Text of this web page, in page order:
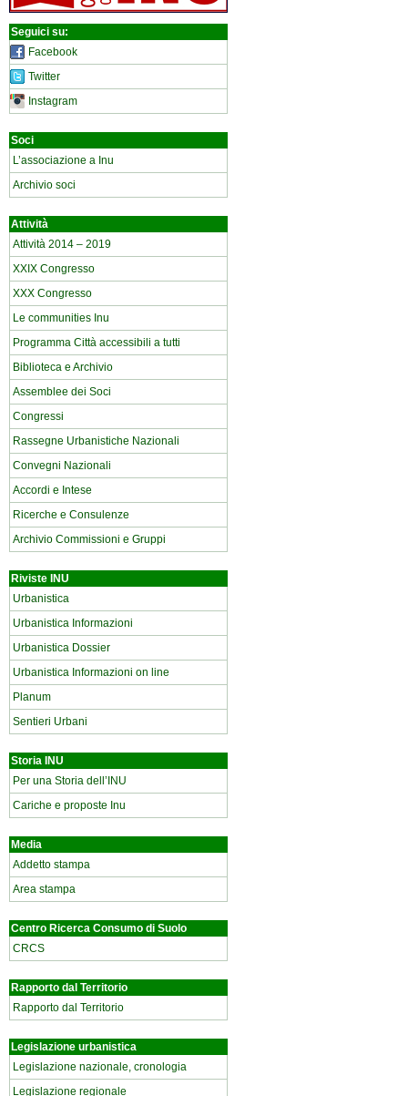
Seguici su:
Facebook
Twitter
Instagram
Soci
L’associazione a Inu
Archivio soci
Attività
Attività 2014 – 2019
XXIX Congresso
XXX Congresso
Le communities Inu
Programma Città accessibili a tutti
Biblioteca e Archivio
Assemblee dei Soci
Congressi
Rassegne Urbanistiche Nazionali
Convegni Nazionali
Accordi e Intese
Ricerche e Consulenze
Archivio Commissioni e Gruppi
Riviste INU
Urbanistica
Urbanistica Informazioni
Urbanistica Dossier
Urbanistica Informazioni on line
Planum
Sentieri Urbani
Storia INU
Per una Storia dell’INU
Cariche e proposte Inu
Media
Addetto stampa
Area stampa
Centro Ricerca Consumo di Suolo
CRCS
Rapporto dal Territorio
Rapporto dal Territorio
Legislazione urbanistica
Legislazione nazionale, cronologia
Legislazione regionale